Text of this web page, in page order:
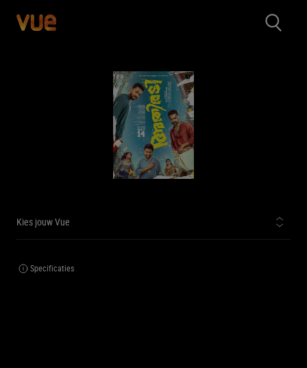
Kies jouw Vue
Specificaties